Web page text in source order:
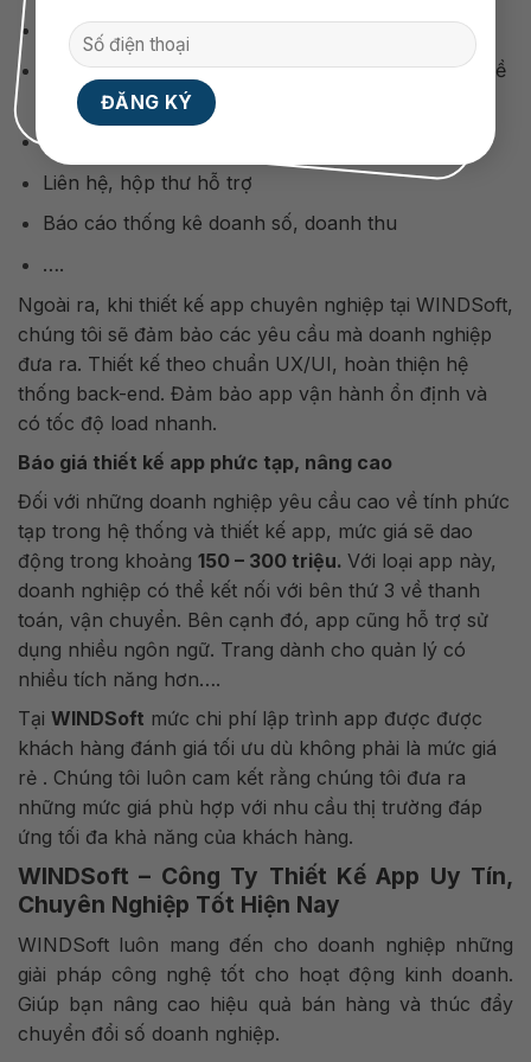
Hồ sơ khách hàng/người dùng.
Danh mục sản phẩm/dịch vụ và thông tin chi tiết về
Liên hệ, hộp thư hỗ trợ
Báo cáo thống kê doanh số, doanh thu
….
Ngoài ra, khi thiết kế app chuyên nghiệp tại WINDSoft,
chúng tôi sẽ đảm bảo các yêu cầu mà doanh nghiệp
đưa ra. Thiết kế theo chuẩn UX/UI, hoàn thiện hệ
thống back-end. Đảm bảo app vận hành ổn định và
có tốc độ load nhanh.
Báo giá thiết kế app phức tạp, nâng cao
Đối với những doanh nghiệp yêu cầu cao về tính phức
tạp trong hệ thống và thiết kế app, mức giá sẽ dao
động trong khoảng 150 – 300 triệu. Với loại app này,
doanh nghiệp có thể kết nối với bên thứ 3 về thanh
toán, vận chuyển. Bên cạnh đó, app cũng hỗ trợ sử
dụng nhiều ngôn ngữ. Trang dành cho quản lý có
nhiều tích năng hơn….
Tại WINDSoft mức chi phí lập trình app được được
khách hàng đánh giá tối ưu dù không phải là mức giá
rẻ . Chúng tôi luôn cam kết rằng chúng tôi đưa ra
những mức giá phù hợp với nhu cầu thị trường đáp
ứng tối đa khả năng của khách hàng.
WINDSoft – Công Ty Thiết Kế App Uy Tín,
Chuyên Nghiệp Tốt Hiện Nay
WINDSoft luôn mang đến cho doanh nghiệp những
giải pháp công nghệ tốt cho hoạt động kinh doanh.
Giúp bạn nâng cao hiệu quả bán hàng và thúc đẩy
chuyển đổi số doanh nghiệp.